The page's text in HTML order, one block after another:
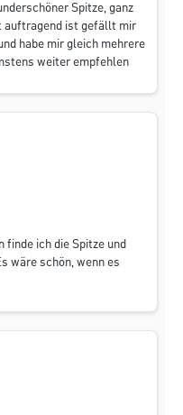
Spitze, ganz
auftragend ist gefällt mir
habe mir gleich mehrere
weiter empfehlen
5 von 5 Sternen
finde ich die Spitze und
wäre schön, wenn es
5 von 5 Sternen